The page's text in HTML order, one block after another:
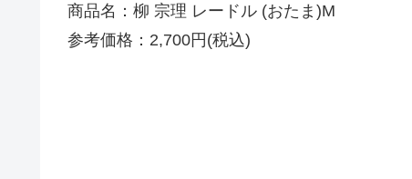
商品名：柳 宗理 レードル (おたま)M
参考価格：2,700円(税込)